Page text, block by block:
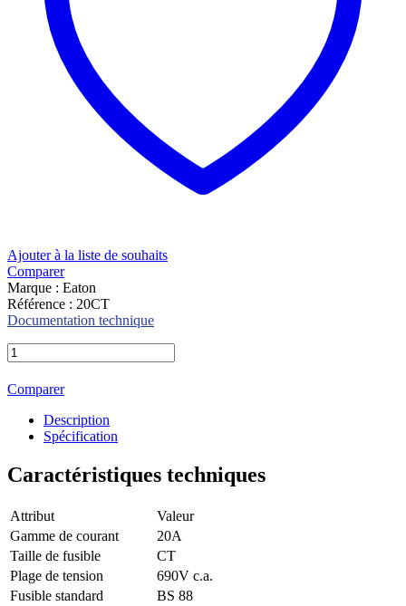
Ajouter à la liste de souhaits
Comparer
Marque : Eaton
Référence : 20CT
Documentation technique
Fusibles
a
pattes
Eaton
20CT
quantité
Comparer
Description
Spécification
Caractéristiques techniques
Attribut
Valeur
Gamme de courant
20A
Taille de fusible
CT
Plage de tension
690V c.a.
Fusible standard
BS 88